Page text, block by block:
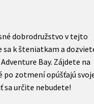
dobrodružstvo v tejto
k šteniatkam a
Bay. Zájdete na
zotmení opúšťajú
sa určite nebudete!